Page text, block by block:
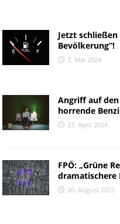
Jetzt
Bevölkerung”!
7. Mai 2024
Angriff auf
horrende
23. April 2024
FPÖ: „Grüne
dramatischere
20. August 2023